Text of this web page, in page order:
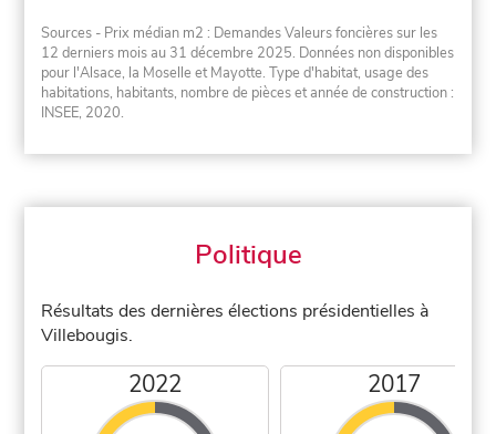
Sources - Prix médian m2 : Demandes Valeurs foncières sur les
12 derniers mois au 31 décembre 2025. Données non disponibles
pour l'Alsace, la Moselle et Mayotte. Type d'habitat, usage des
habitations, habitants, nombre de pièces et année de construction :
INSEE, 2020.
Politique
Résultats des dernières élections présidentielles à
Villebougis.
2022 2017